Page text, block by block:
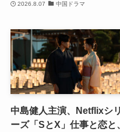
2026.8.07 中国ドラマ
中島健人主演、Netflixシリ
ーズ「SとX」仕事と恋と、